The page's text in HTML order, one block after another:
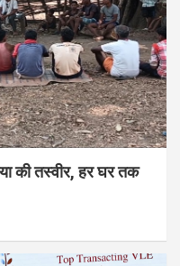
की तस्वीर, हर घर तक